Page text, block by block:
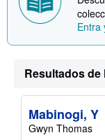
Entra
Resultados de
Mabinogi, Y
Gwyn Thomas